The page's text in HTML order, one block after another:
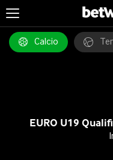
Calcio
EURO U19